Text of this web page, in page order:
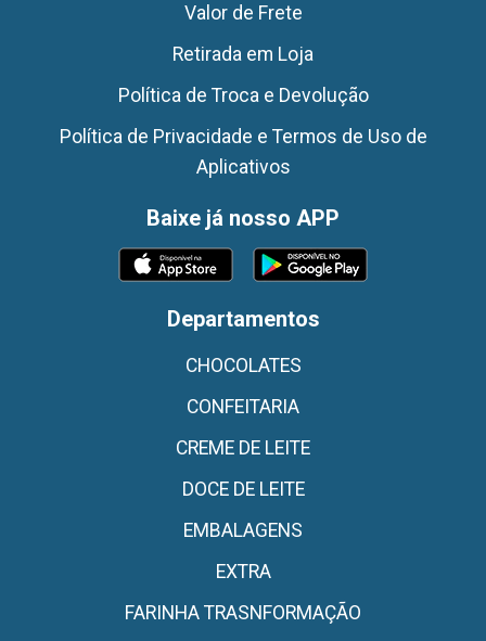
Valor de Frete
Retirada em Loja
Política de Troca e Devolução
Política de Privacidade e Termos de Uso de
Aplicativos
Baixe já nosso APP
Departamentos
CHOCOLATES
CONFEITARIA
CREME DE LEITE
DOCE DE LEITE
EMBALAGENS
EXTRA
FARINHA TRASNFORMAÇÃO